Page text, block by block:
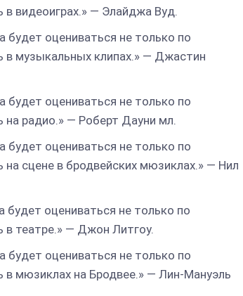
в видеоиграх.» — Элайджа Вуд.
будет оцениваться не только по
в музыкальных клипах.» — Джастин
будет оцениваться не только по
на радио.» — Роберт Дауни мл.
будет оцениваться не только по
на сцене в бродвейских мюзиклах.» — Нил
оцениваться не только по
в театре.» — Джон Литгоу.
будет оцениваться не только по
в мюзиклах на Бродвее.» — Лин-Мануэль